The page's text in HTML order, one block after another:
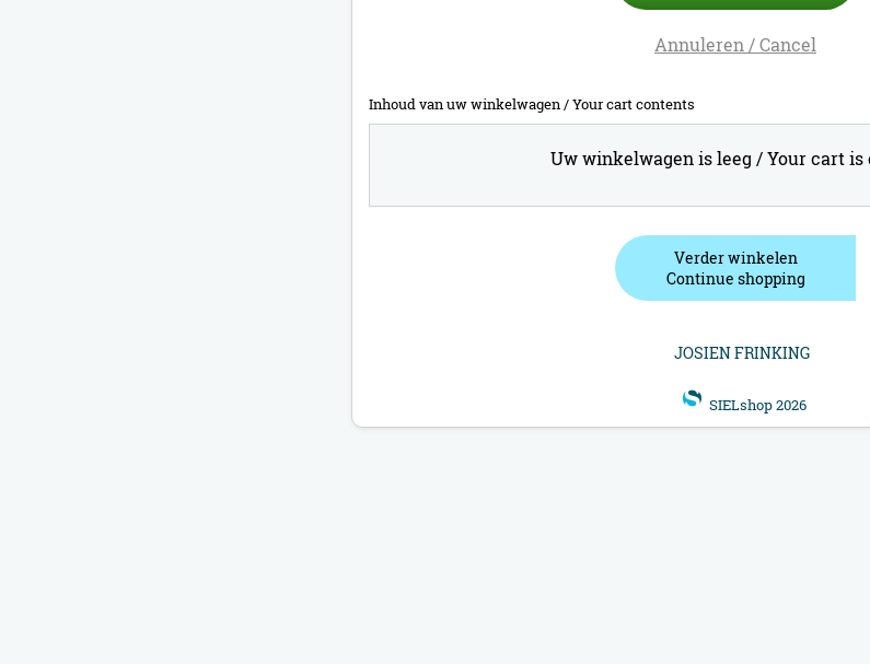
Annuleren / Cancel
Inhoud van uw winkelwagen /Your cart contents
Uw winkelwagen is leeg / Your cart is
Verder winkelen
Continue shopping
JOSIEN FRINKING
SIELshop 2026